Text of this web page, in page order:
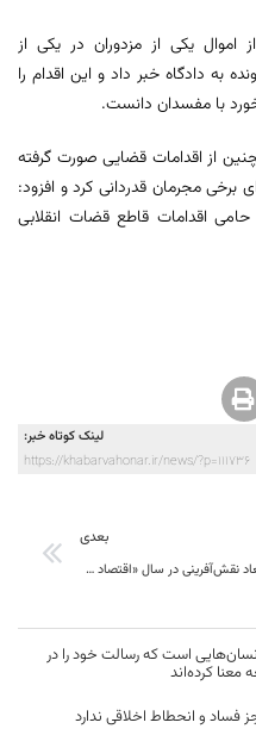
یکی از مزدوران در یکی از
به دادگاه خبر داد و این اقدام را
با مفسدان دانست.
از اقدامات قضایی صورت گرفته
برخی مجرمان قدردانی کرد و افزود:
اقدامات قاطع قضات انقلابی
لینک کوتاه خبر:
https://khabarvahonar.ir/news/?p=111736
بعدی
ابعاد نقش‌آفرینی در سال «اقتصاد مقاومتی در سایه وحدت ملّی و امنیّت ملّی»
است که رسالت خود را در
کرده‌اند
فساد و انحطاط اخلاقی ندارد